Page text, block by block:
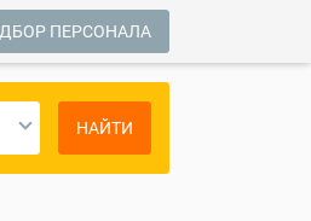
ПЕРСОНАЛА
НАЙТИ